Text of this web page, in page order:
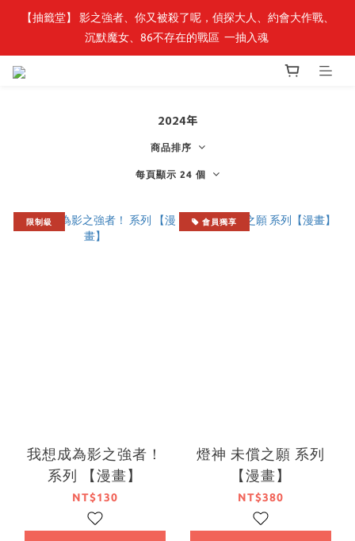
最新開賣🔥「全知讀者視角」 周邊商品
【抽籤堂】 影之強者、你又被殺了呢，偵探大人、約會大作戰、
沉默魔女、86不存在的戰區  一抽入魂
2024年
商品排序
每頁顯示 24 個
限制級
我想成為影之強者！
系列 【漫畫】
NT$130
會員獨享
燈神 未償之願 系列
【漫畫】
NT$380